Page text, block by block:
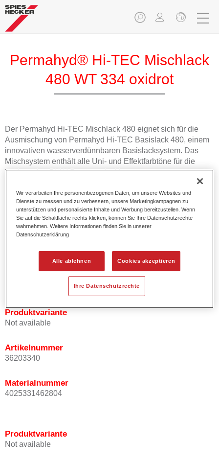
Permahyd® Hi-TEC Mischlack
480 WT 334 oxidrot
Der Permahyd Hi-TEC Mischlack 480 eignet sich für die
Ausmischung von Permahyd Hi-TEC Basislack 480, einem
innovativen wasserverdünnbaren Basislacksystem. Das
Mischsystem enthält alle Uni- und Effektfarbtöne für die
hochwertige PKW-Reparaturlackierung.
Produktmerkmale
Einfach und schnell zu verarbeiten.
Bietet eine hohe Farbtongenauigkeit und gleichmäßige
Effektausrichtung.
Fördert kurze Prozesszeiten.
Ermöglicht einfaches und sicheres Einlackieren.
Kann variabel eingesetzt werden, z.B. für Innenraum-,
Mehrschicht- und Mehrfarbenlackierungen.
Produktvariante
Not available
Artikelnummer
36203340
Materialnummer
4025331462804
Produktvariante
Not available
Wir verarbeiten Ihre personenbezogenen Daten, um unsere Websites und
Dienste zu messen und zu verbessern, unsere Marketingkampagnen zu
unterstützen und personalisierte Inhalte und Werbung bereitzustellen. Wenn
Sie auf die Schaltfläche rechts klicken, können Sie Ihre Datenschutzrechte
wahrnehmen. Weitere Informationen finden Sie in unserer
Datenschutzerklärung
Alle ablehnen Cookies akzeptieren
Ihre Datenschutzrechte